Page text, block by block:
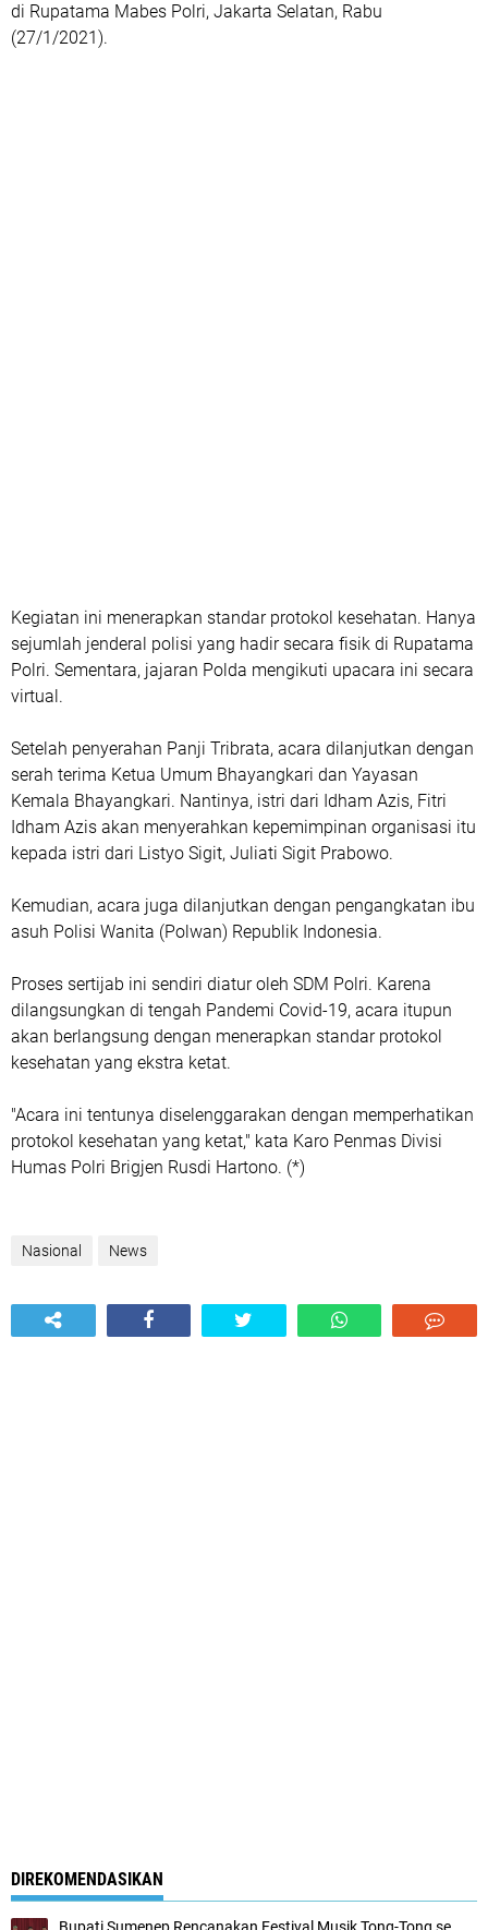
di Rupatama Mabes Polri, Jakarta Selatan, Rabu
(27/1/2021).
Kegiatan ini menerapkan standar protokol kesehatan. Hanya
sejumlah jenderal polisi yang hadir secara fisik di Rupatama
Polri. Sementara, jajaran Polda mengikuti upacara ini secara
virtual.
Setelah penyerahan Panji Tribrata, acara dilanjutkan dengan
serah terima Ketua Umum Bhayangkari dan Yayasan
Kemala Bhayangkari. Nantinya, istri dari Idham Azis, Fitri
Idham Azis akan menyerahkan kepemimpinan organisasi itu
kepada istri dari Listyo Sigit, Juliati Sigit Prabowo.
Kemudian, acara juga dilanjutkan dengan pengangkatan ibu
asuh Polisi Wanita (Polwan) Republik Indonesia.
Proses sertijab ini sendiri diatur oleh SDM Polri. Karena
dilangsungkan di tengah Pandemi Covid-19, acara itupun
akan berlangsung dengan menerapkan standar protokol
kesehatan yang ekstra ketat.
"Acara ini tentunya diselenggarakan dengan memperhatikan
protokol kesehatan yang ketat," kata Karo Penmas Divisi
Humas Polri Brigjen Rusdi Hartono. (*)
Nasional News
DIREKOMENDASIKAN